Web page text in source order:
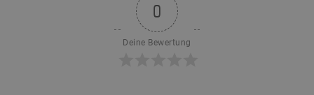
0
Deine Bewertung